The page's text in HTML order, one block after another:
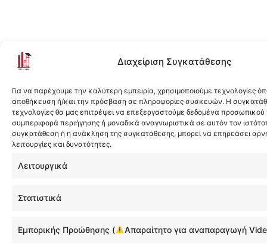
Διαχείριση Συγκατάθεσης
Για να παρέχουμε την καλύτερη εμπειρία, χρησιμοποιούμε τεχνολογίες
αποθήκευση ή/και την πρόσβαση σε πληροφορίες συσκευών. Η
τεχνολογίες θα μας επιτρέψει να επεξεργαστούμε δεδομένα
συμπεριφορά περιήγησης ή μοναδικά αναγνωριστικά σε αυτόν τον
συγκατάθεση ή η ανάκληση της συγκατάθεσης, μπορεί να επηρεάσει
λειτουργίες και δυνατότητες.
Λειτουργικά
Στατιστικά
Εμπορικής Προώθησης ( Απαραίτητο για αναπαραγωγή